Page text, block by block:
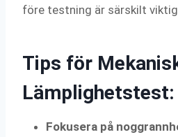
före testning är särskilt
Tips för
Lämplighetstest:
Fokusera på